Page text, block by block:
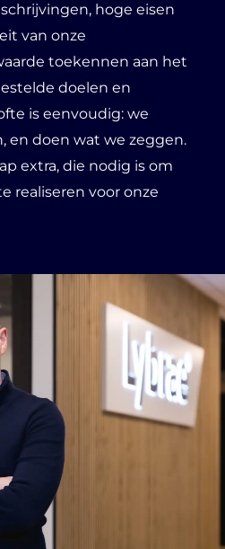
hoge eisen
van onze
toekennen aan het
doelen en
is eenvoudig: we
en doen wat we zeggen.
extra, die nodig is om
realiseren voor onze